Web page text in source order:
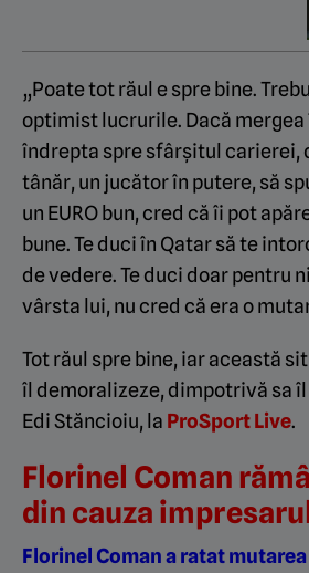
„Poate tot răul e spre bine.
optimist lucrurile. Dacă mergea
îndrepta spre sfârșitul carierei,
tânăr, un jucător în putere, să
un EURO bun, cred că îi pot
bune. Te duci în Qatar să te
de vedere. Te duci doar pentru
vârsta lui, nu cred că era o
Tot răul spre bine, iar această
îl demoralizeze, dimpotrivă sa
Edi Stăncioiu, la ProSport Live.
Florinel Coman
din cauza
Florinel Coman a ratat mutarea